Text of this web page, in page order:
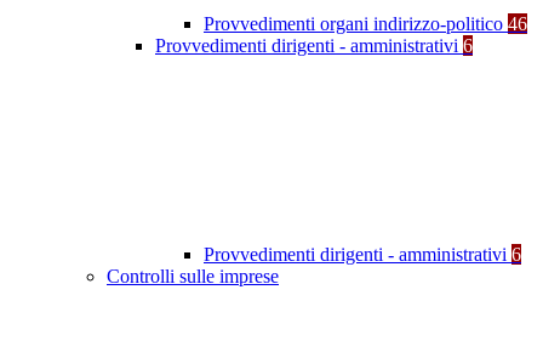
Provvedimenti organi indirizzo-politico 46
Provvedimenti dirigenti - amministrativi 6
Provvedimenti dirigenti - amministrativi 6
Controlli sulle imprese